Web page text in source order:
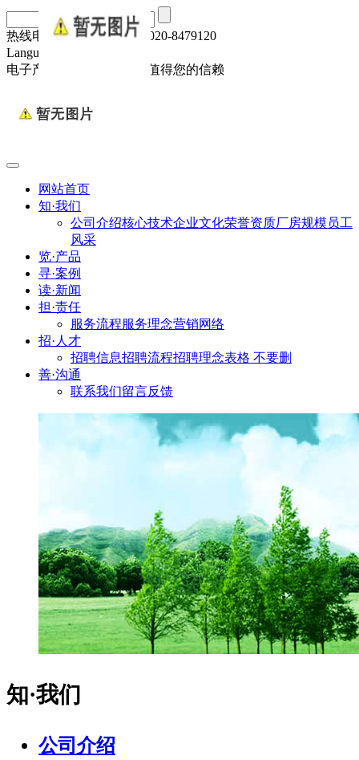
热线电话：020-84791293/020-8479120
Language :
电子产品我们做了10年，值得您的信赖
网站首页
知·我们
公司介绍核心技术企业文化荣誉资质厂房规模 员工
风采
览·产品
寻·案例
读·新闻
担·责任
服务流程服务理念营销网络
招·人才
招聘信息招聘流程招聘理念表格 不要删
善·沟通
联系我们留言反馈
知·我们
公司介绍